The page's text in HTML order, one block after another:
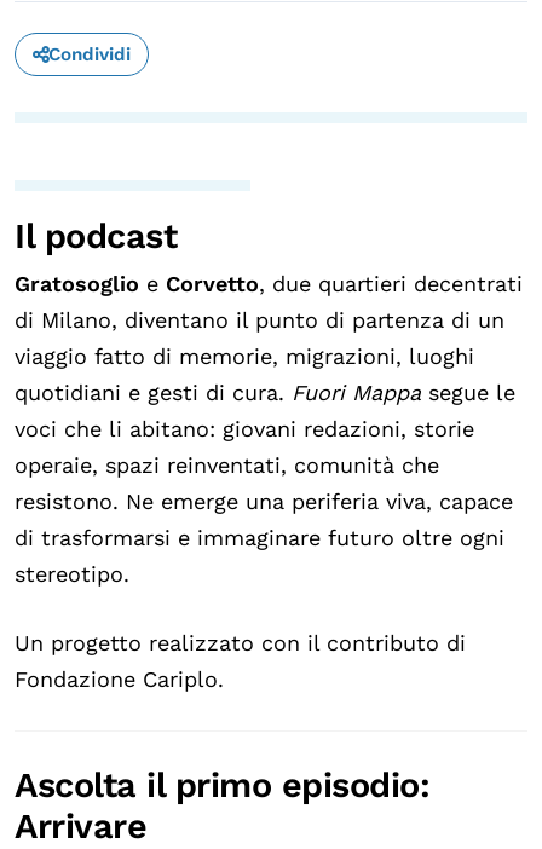
Calendario civile
Elezioni dal mondo
Attività per bambine e bambini
Programmi per le scuole
Under25
Classici del Pensiero Politico
Master e Executive Program
Condividi
Il podcast
Gratosoglio e Corvetto, due quartieri decentrati
di Milano, diventano il punto di partenza di un
viaggio fatto di memorie, migrazioni, luoghi
quotidiani e gesti di cura. Fuori Mappa segue le
voci che li abitano: giovani redazioni, storie
operaie, spazi reinventati, comunità che
resistono. Ne emerge una periferia viva, capace
di trasformarsi e immaginare futuro oltre ogni
stereotipo.
Un progetto realizzato con il contributo di
Fondazione Cariplo.
Ascolta il primo episodio:
Arrivare